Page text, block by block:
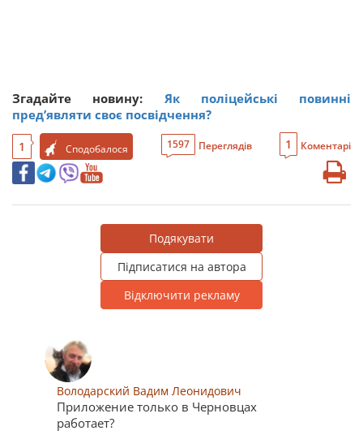
Згадайте новину: Як поліцейські повинні
пред’являти своє посвідчення?
1 Сподобалося 1597 Переглядів 1 Коментарі
Подякувати
Підписатися на автора
Відключити рекламу
Володарский Вадим Леонидович
Приложение только в Черновцах
работает?